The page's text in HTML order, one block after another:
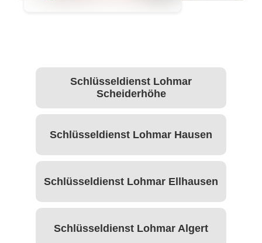
Schlüsseldienst Lohmar
Scheiderhöhe
Schlüsseldienst Lohmar Hausen
Schlüsseldienst Lohmar Ellhausen
Schlüsseldienst Lohmar Algert